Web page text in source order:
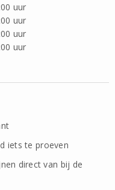
uur
uur
uur
uur
iets te proeven
direct van bij de